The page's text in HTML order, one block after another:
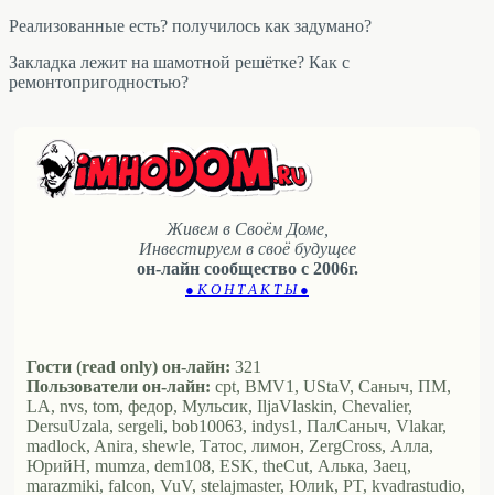
Реализованные есть? получилось как задумано?
Закладка лежит на шамотной решётке? Как с
ремонтопригодностью?
Живем в Своём Доме,
Инвестируем в своё будущее
он-лайн сообщество с 2006г.
● К О Н Т А К Т Ы ●
Гости (read only) он-лайн: 321
Пользователи он-лайн: cpt, BMV1, UStaV, Саныч, ПМ,
LA, nvs, tom, федор, Мульсик, IljaVlaskin, Chevalier,
DersuUzala, sergeli, bob10063, indys1, ПалСаныч, Vlakar,
madlock, Anira, shewle, Татос, лимон, ZergCross, Алла,
ЮрийН, mumza, dem108, ESK, theCut, Алька, Заец,
marazmiki, falcon, VuV, stelajmaster, Юлиk, PT, kvadrastudio,